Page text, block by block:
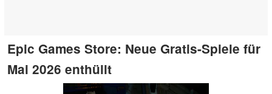
Epic Games Store: Neue Gratis-Spiele für
Mai 2026 enthüllt